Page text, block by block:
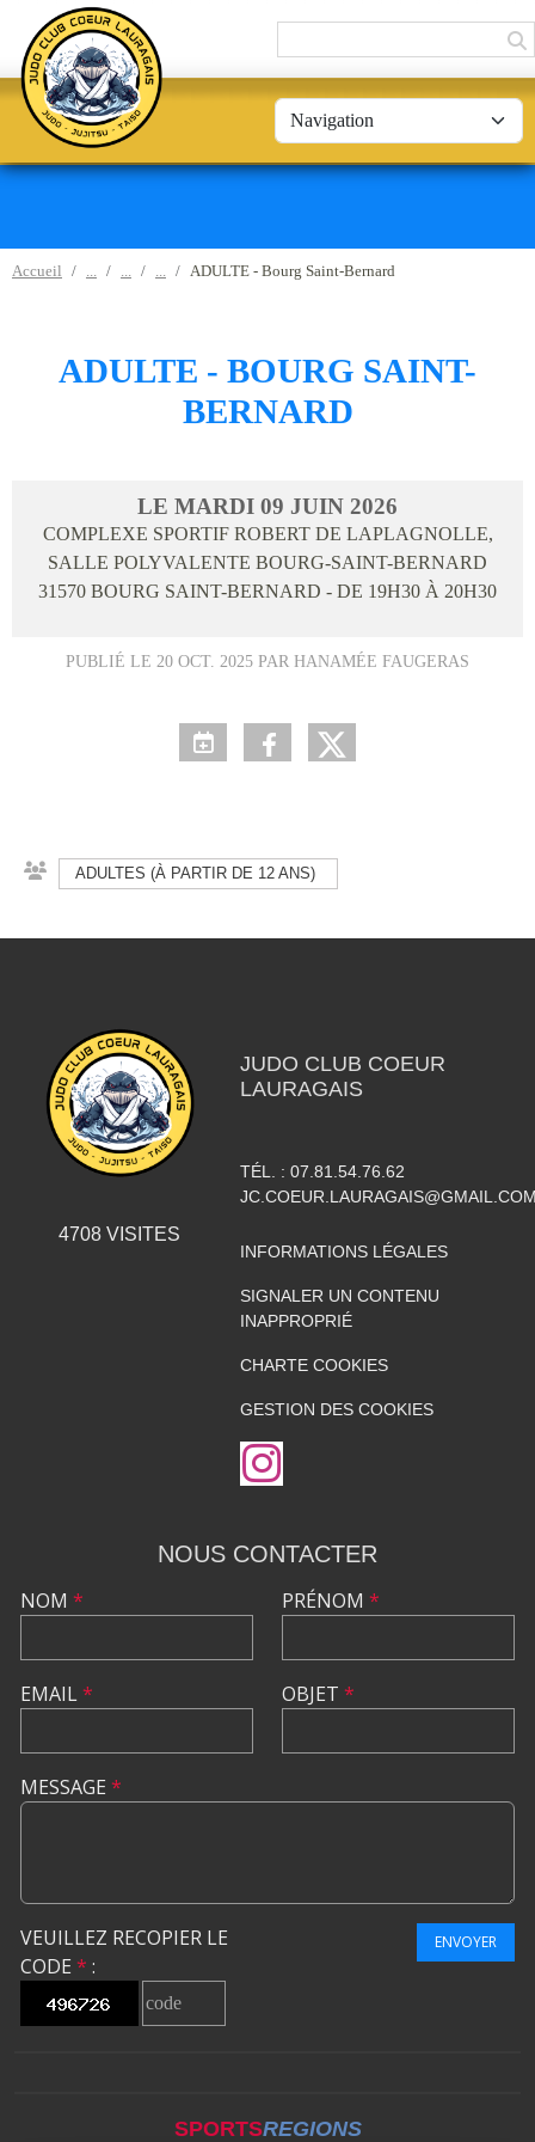
Accueil ADULTE - Bourg Saint-Bernard
ADULTE - BOURG SAINT-
BERNARD
LE MARDI 09 JUIN 2026
COMPLEXE SPORTIF ROBERT DE LAPLAGNOLLE,
SALLE POLYVALENTE BOURG-SAINT-BERNARD
31570 BOURG SAINT-BERNARD - DE 19H30 À 20H30
PUBLIÉ LE 20 OCT. 2025 PAR HANAMÉE FAUGERAS
ADULTES (À PARTIR DE 12 ANS)
4708 VISITES
JUDO CLUB COEUR
LAURAGAIS
TÉL. : 07.81.54.76.62
INFORMATIONS LÉGALES
SIGNALER UN CONTENU
INAPPROPRIÉ
CHARTE COOKIES
GESTION DES COOKIES
NOUS CONTACTER
NOM *
EMAIL*
PRÉNOM *
OBJET *
MESSAGE *
VEUILLEZ RECOPIER LE
CODE * :
ENVOYER
SPORTSREGIONS
Panneau de gestion des cookies